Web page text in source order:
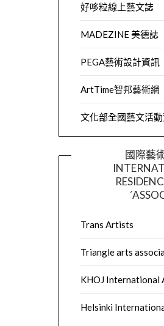
好哆粒線上藝文誌
MADEZINE 美德誌
PEGA藝術設計資訊
ArtTime智邦藝術網
文化部全國藝文活
國際藝
Trans Artists
Triangle arts
KHOJ International
Helsinki